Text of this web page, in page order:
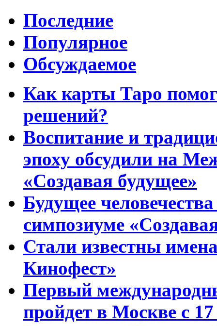
Последние
Популярное
Обсуждаемое
Как карты Таро
решений?
Воспитание и
эпоху обсудили на
«Создавая будущее»
Будущее
симпозиуме
Стали известны
Кинофест»
Первый
пройдет в Москве с